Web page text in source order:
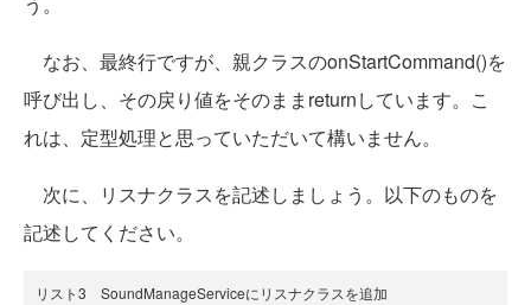
なお、最終行ですが、親クラスのonStartCommand()を
呼び出し、その戻り値をそのままreturnしています。こ
れは、定型処理と思っていただいて構いません。
次に、リスナクラスを記述しましょう。以下のものを
記述してください。
リスト3 SoundManageServiceにリスナクラスを追加